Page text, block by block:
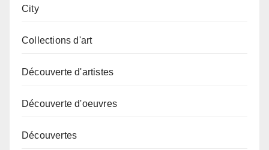
City
Collections d'art
Découverte d'artistes
Découverte d'oeuvres
Découvertes